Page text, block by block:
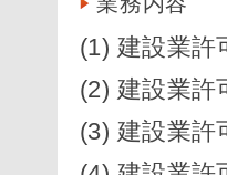
(1) 建設業許
(2) 建設業許
(3) 建設業許